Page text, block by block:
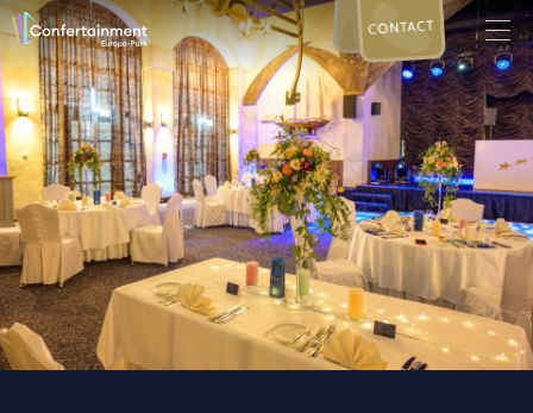
CONTACT